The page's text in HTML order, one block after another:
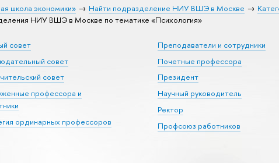
школа экономики» Найти подразделение НИУ ВШЭ в Москве
НИУ ВШЭ в Москве по тематике «Психология»
совет
совет
совет
профессора и
ординарных профессоров
Преподаватели и сотрудники
Почетные профессора
Президент
Научный руководитель
Ректор
Профсоюз работников